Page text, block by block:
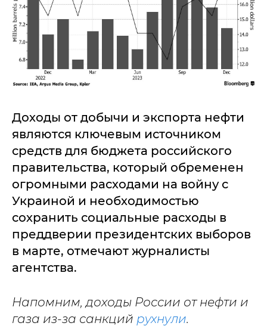
Доходы от добычи и экспорта нефти
являются ключевым источником
средств для бюджета российского
правительства, который обременен
огромными расходами на войну с
Украиной и необходимостью
сохранить социальные расходы в
преддверии президентских выборов
в марте, отмечают журналисты
агентства.
Напомним, доходы России от нефти и
газа из-за санкций рухнули.